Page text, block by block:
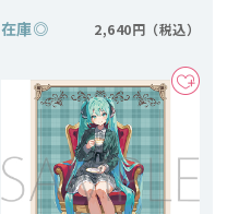
在庫◎ 2,640円